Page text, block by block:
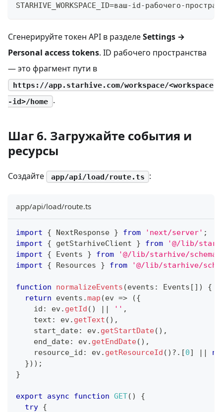
STARHIVE_WORKSPACE_ID=ваш-id-рабочего-
Сгенерируйте токен API в разделеSettings →
Personal access tokens. ID рабочего пространства
— это фрагмент пути в
https://app.starhive.com/workspace/<workspace
-id>/home .
Шаг 6. Загружайте события и
ресурсы
Создайте app/api/load/route.ts :
app/api/load/route.ts
import { NextResponse } from 'next/server' ;
import
{ getStarhiveClient } from
'@/lib/
import
{ Events } from
'@/lib/starhive/
import
{ Resources } from '@/lib/starhive/
function normalizeEvents (events : Events [ ] )
{
return events .map (ev => ({
    id
: ev. getId ( ) || '' ,
    text
: ev. getText ( ) ,
    start_date
: ev. getStartDate( ) ,
    end_date
: ev. getEndDate( ) ,
    resource_id
: ev. getResourceId ( ) ?. [0] ||
}) ) ;
}
export async function GET( )
{
try {